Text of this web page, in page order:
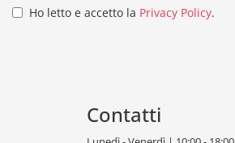
Ho letto e accetto la Privacy Policy.
Contatti